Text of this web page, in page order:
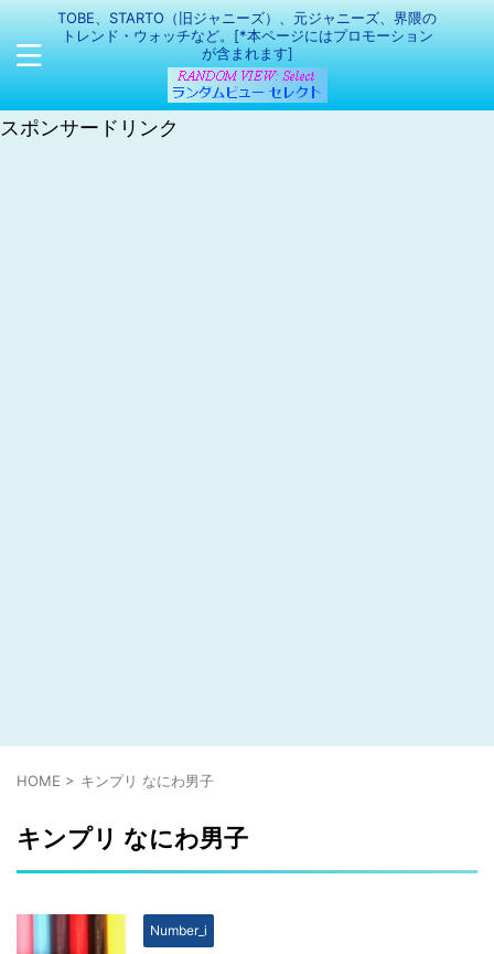
TOBE、STARTO（旧ジャニーズ）、元ジャニーズ、界隈の
トレンド・ウォッチなど。[*本ページにはプロモーション
が含まれます]
スポンサードリンク
HOME > キンプリ なにわ男子
キンプリ なにわ男子
Number_i